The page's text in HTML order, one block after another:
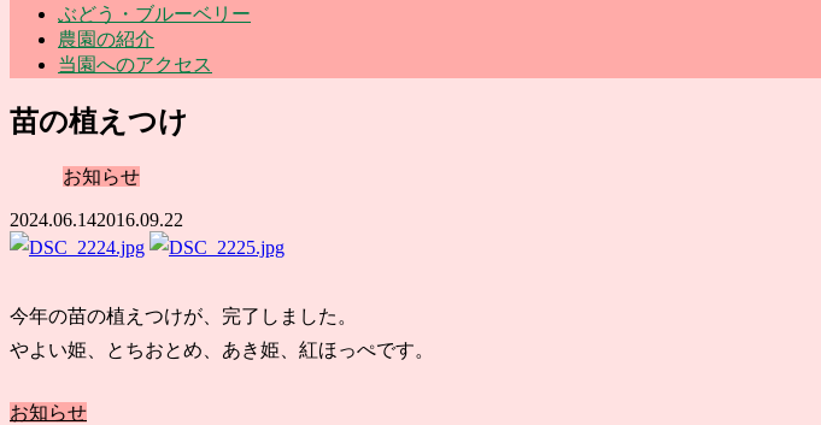
ぶどう・ブルーベリー
農園の紹介
当園へのアクセス
苗の植えつけ
お知らせ
2024.06.142016.09.22
今年の苗の植えつけが、完了しました。
やよい姫、とちおとめ、あき姫、紅ほっぺです。
お知らせ